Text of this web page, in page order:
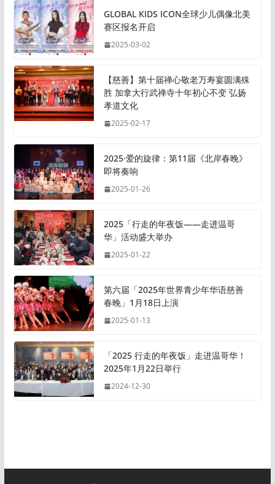
GLOBAL KIDS ICON全球少儿偶像北美
赛区报名开启
2025-03-02
【慈善】第十届禅心敬老万寿宴圆满殊
胜 加拿大行武禅寺十年初心不变 弘扬
孝道文化
2025-02-17
2025·爱的旋律：第11届《北岸春晚》
即将奏响
2025-01-26
2025「行走的年夜饭——走进温哥
华」活动盛大举办
2025-01-22
第六届「2025年世界青少年华语慈善
春晚」1月18日上演
2025-01-13
「2025 行走的年夜饭」走进温哥华！
2025年1月22日举行
2024-12-30